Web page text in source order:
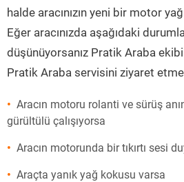
halde aracınızın yeni bir motor
Eğer aracınızda aşağıdaki
düşünüyorsanız Pratik Araba
Pratik Araba servisini ziyaret
Aracın motoru rolanti ve sürüş
gürültülü çalışıyorsa
Aracın motorunda bir tıkırtı sesi
Araçta yanık yağ kokusu varsa